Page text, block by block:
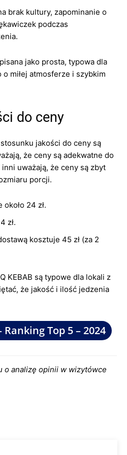
brak kultury, zapominanie o
podczas
jako prosta, typowa dla
miłej atmosferze i szybkim
do ceny
jakości do ceny są
że ceny są adekwatne do
uważają, że ceny są zbyt
porcji.
24 zł.
zł.
kosztuje 45 zł (za 2
KEBAB są typowe dla lokali z
że jakość i ilość jedzenia
Top 5 – 2024
o analizę opinii w wizytówce